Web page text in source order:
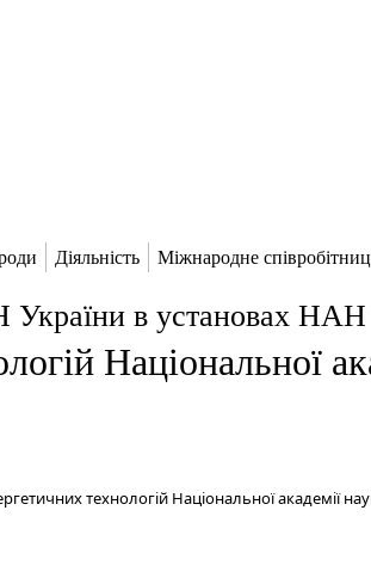
Діяльність Міжнародне
України в установах
Національної
технологій Національної академії